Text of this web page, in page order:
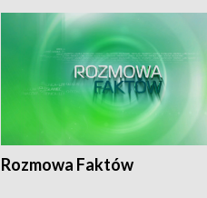
Rozmowa Faktów